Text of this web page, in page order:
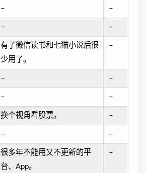
– –
– –
有了微信读书和七猫小说后很
少用了。
–
– –
– –
换个视角看股票。 –
– –
很多年不能用又不更新的平
台、App。
–